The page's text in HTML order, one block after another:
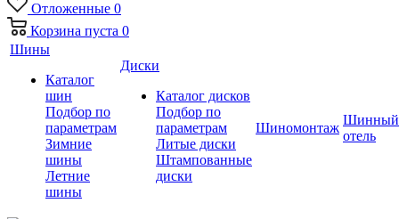
Отложенные 0
Корзина пуста 0
Шины
Каталог
шин
Подбор по
параметрам
Зимние
шины
Летние
шины
Диски
Каталог дисков
Подбор по
параметрам
Литые диски
Штампованные
диски
Шиномонтаж
Шинный
отель